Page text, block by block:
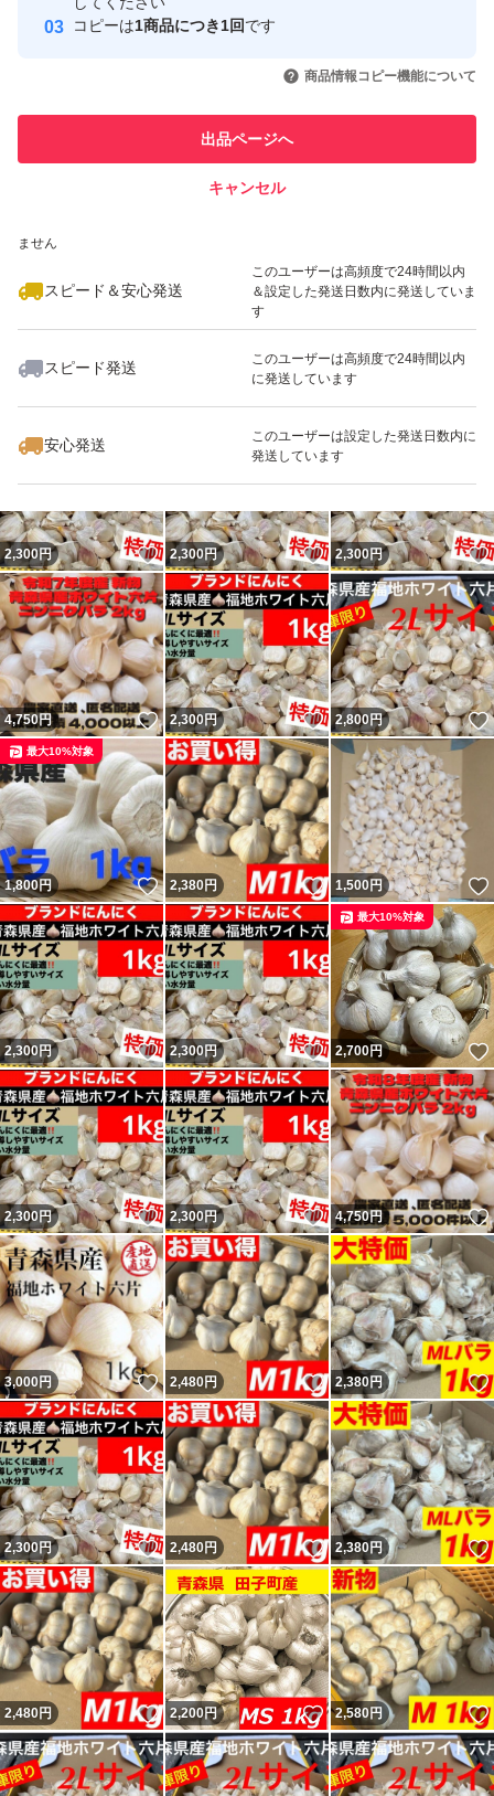
にんにく ニンニク 乾燥 ガーリック 農家 スタミナ 滋養強
引を完了させた実績があります
での取引実績があります
ません
スピード＆安心発送
このユーザーは高頻度で24時間以内
＆設定した発送日数内に発送していま
す
スピード発送
このユーザーは高頻度で24時間以内
に発送しています
安心発送
このユーザーは設定した発送日数内に
発送しています
コピーは1商品につき1回です
商品情報コピー機能について
出品ページへ
キャンセル
いいね！
2,300
2,300円 いいね！
2,300円 いいね！
2,300円
4,750円 いいね！
2,300円 いいね！
2,800円
1,800円 いいね！
最大10%対象
2,380円 いいね！
1,500円
2,300円 いいね！
2,300円 いいね！
2,700円
最大10%対象
2,300円 いいね！
2,300円 いいね！
4,750円
3,000円 いいね！
2,480円 いいね！
2,380円
2,300円 いいね！
2,480円 いいね！
2,380円
2,480円 いいね！
2,200円 いいね！
2,580円